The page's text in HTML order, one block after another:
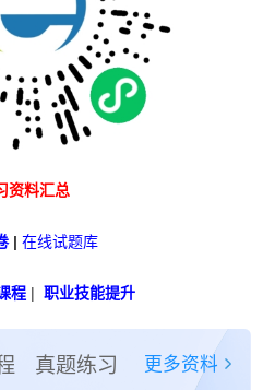
资料汇总
|在线试题库
程 | 职业技能提升
真题练习 更多资料